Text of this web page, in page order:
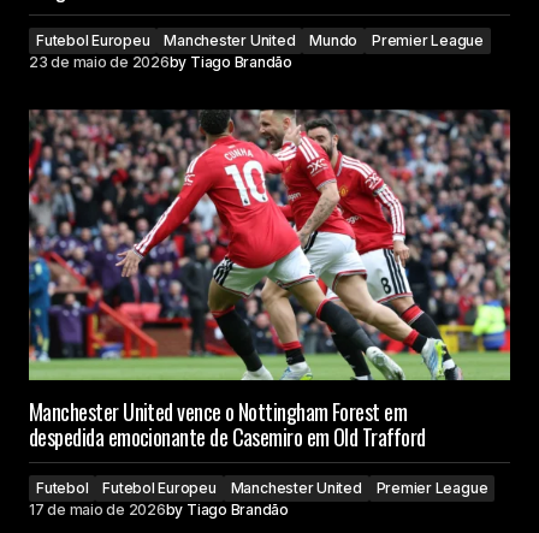
Futebol Europeu Manchester United Mundo
Premier League
23 de maio de 2026by Tiago Brandão
Manchester United vence o Nottingham Forest em
despedida emocionante de Casemiro em Old Trafford
Futebol Futebol Europeu Manchester United
Premier League
17 de maio de 2026by Tiago Brandão